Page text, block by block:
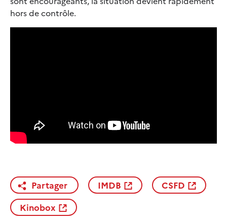
hors de contrôle.
Partager IMDB
CSFD
Kinobox